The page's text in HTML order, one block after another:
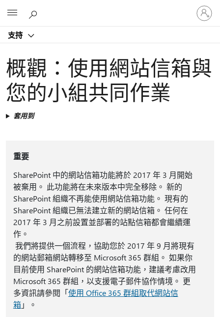
支持
登
入
您
戶
概觀：使用網站信箱與
您的小組共同作業
套用到
重要
SharePoint 中的網站信箱功能將於 2017 年 3 月開始
被棄用。 此功能將在未來版本中完全移除。 新的
SharePoint 組織不再能使用網站信箱功能。 現有的
SharePoint 組織已無法建立新的網站信箱。 任何在
2017 年 3 月之前設置並部署的站點信箱都會繼續運
作。
我們將提供一個流程，協助您於 2017 年 9 月將現有
的網站郵箱網站轉移至 Microsoft 365 群組。 如果你
目前使用 SharePoint 的網站信箱功能，建議考慮改用
Microsoft 365 群組，以支援電子郵件協作情境。 更
多資訊請參閱「使用 Office 365 群組取代網站信
箱」。